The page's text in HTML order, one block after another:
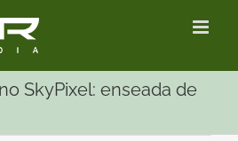
SkyPixel: enseada de